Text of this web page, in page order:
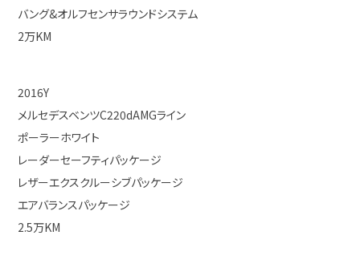
バング&オルフセンサラウンドシステム
2万KM
2016Y
メルセデスベンツC220dAMGライン
ポーラーホワイト
レーダーセーフティパッケージ
レザーエクスクルーシブパッケージ
エアバランスパッケージ
2.5万KM